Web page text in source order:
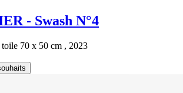
- Swash N°4
70 x 50 cm , 2023